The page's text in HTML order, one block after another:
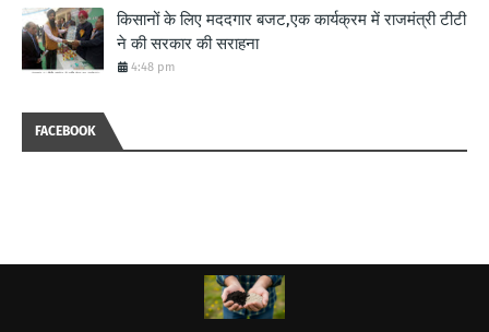
किसानों के लिए मददगार बजट,एक कार्यक्रम में राजमंत्री टीटी
ने की सरकार की सराहना
4:48 pm
FACEBOOK